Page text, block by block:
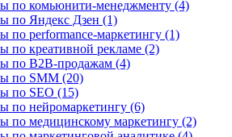
по комьюнити-менеджменту (4)
по Яндекс Дзен (1)
по performance-маркетингу (1)
по креативной рекламе (2)
по B2B-продажам (4)
по SMM (20)
по SEO (15)
по нейромаркетингу (6)
по медицинскому маркетингу (2)